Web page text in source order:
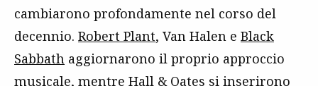
cambiarono profondamente nel corso del
decennio. Robert Plant, Van Halen e Black
Sabbath aggiornarono il proprio approccio
musicale, mentre Hall & Oates si inserirono